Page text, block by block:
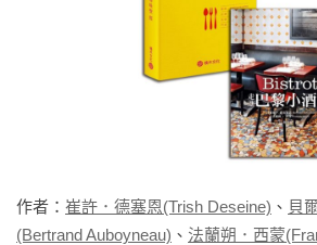
作者： 崔許．德塞恩(Trish Deseine) 、 貝
(Bertrand Auboyneau) 、 法蘭朔．西蒙